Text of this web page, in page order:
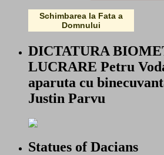
Schimbarea la Fata a
Domnului
DICTATURA
LUCRARE Petru
aparuta cu
Justin Parvu
Statues of Dacians